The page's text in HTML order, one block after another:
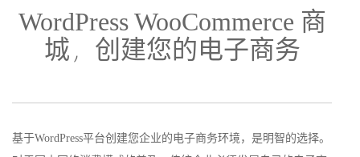
WordPress WooCommerce 商
城，创建您的电子商务
基于WordPress平台创建您企业的电子商务环境，是明智的选择。